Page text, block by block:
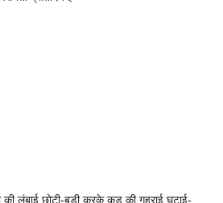
लंबाई छोटी-बड़ी करके कूड़ की गहराई घटाई-